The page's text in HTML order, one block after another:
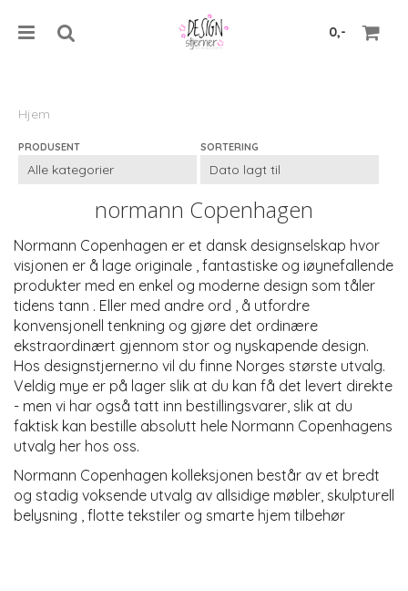
0,-
Hjem
PRODUSENT SORTERING
normann Copenhagen
Normann Copenhagen er et dansk designselskap hvor
visjonen er å lage originale , fantastiske og iøynefallende
produkter med en enkel og moderne design som tåler
tidens tann . Eller med andre ord , å utfordre
konvensjonell tenkning og gjøre det ordinære
ekstraordinært gjennom stor og nyskapende design.
Hos designstjerner.no vil du finne Norges største utvalg.
Veldig mye er på lager slik at du kan få det levert direkte
- men vi har også tatt inn bestillingsvarer, slik at du
faktisk kan bestille absolutt hele Normann Copenhagens
utvalg her hos oss.
Normann Copenhagen kolleksjonen består av et bredt
og stadig voksende utvalg av allsidige møbler, skulpturell
belysning , flotte tekstiler og smarte hjem tilbehør